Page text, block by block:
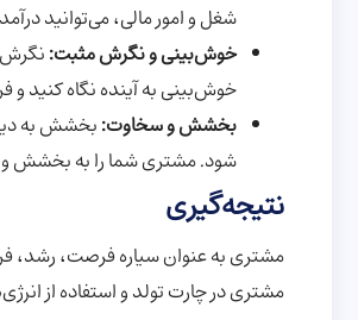
شغل و امور مالی، می‌توانید
خوش‌بینی و نگرش مثبت:نگرش
خوش‌بینی به آینده نگاه کنید
بخشش و سخاوت:بخشش به
شود. مشتری شما را به بخشش و
نتیجه‌گیری
مشتری به عنوان سیاره فرصت، رشد،
مشتری در چارت تولد و استفاده از